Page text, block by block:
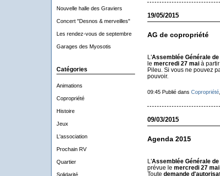
Nouvelle halle des Graviers
Concert "Desnos & merveilles"
Les rendez-vous de septembre
Garages des Myosotis
Catégories
Animations
Copropriété
Histoire
Jeux
L'association
Prochain RV
Quartier
Solidarité
19/05/2015
AG de copropriété
L'Assemblée Générale
le mercredi 27 maià partir
Pileu. Si vous ne pouvez
pouvoir.
09:45 Publié dans Copropriété
09/03/2015
Agenda 2015
L'Assemblée Générale
prévue le mercredi 27 mai
Toute demande